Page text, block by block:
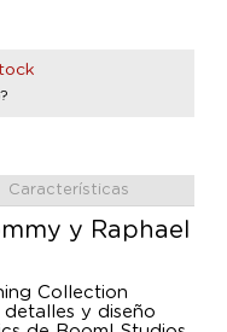
Características
y Raphael
Collection
y diseño